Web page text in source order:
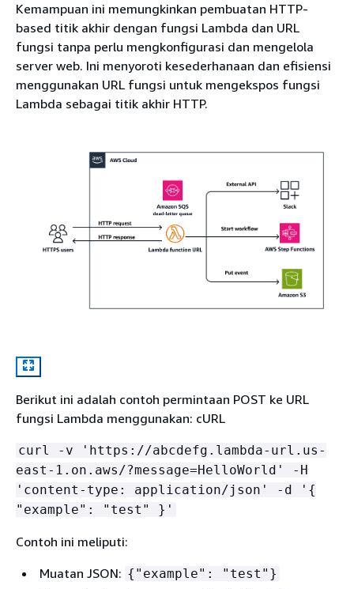
Kemampuan ini memungkinkan pembuatan HTTP-
based titik akhir dengan fungsi Lambda dan URL
fungsi tanpa perlu mengkonfigurasi dan mengelola
server web. Ini menyoroti kesederhanaan dan efisiensi
menggunakan URL fungsi untuk mengekspos fungsi
Lambda sebagai titik akhir HTTP.
Berikut ini adalah contoh permintaan POST ke URL
fungsi Lambda menggunakan: cURL
curl -v 'https://abcdefg.lambda-url.us-
east-1.on.aws/?message=HelloWorld' -H
'content-type: application/json' -d ' {
"example": "test" }'
Contoh ini meliputi:
Muatan JSON: { "example": "test"}